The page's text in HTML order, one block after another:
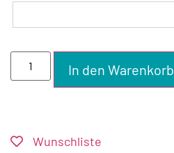
In den Warenkorb
Wunschliste